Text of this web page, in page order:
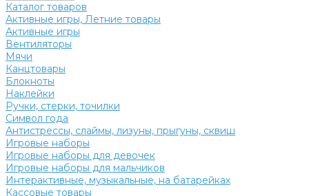
Каталог товаров
Активные игры, Летние товары
Активные игры
Вентиляторы
Мячи
Канцтовары
Блокноты
Наклейки
Ручки, стерки, точилки
Символ года
Антистрессы, слаймы, лизуны, прыгуны, сквиш
Игровые наборы
Игровые наборы для девочек
Игровые наборы для мальчиков
Интерактивные, музыкальные, на батарейках
Кассовые товары